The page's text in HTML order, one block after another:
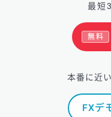
最短
無料
本番に近
FXデ